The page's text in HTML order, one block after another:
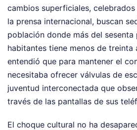
cambios superficiales,
la prensa internacional, buscan
población donde más del
habitantes tiene menos de treinta
entendió que para mantener el
necesitaba ofrecer válvulas de
juventud interconectada que
través de las pantallas de sus
El choque cultural no ha